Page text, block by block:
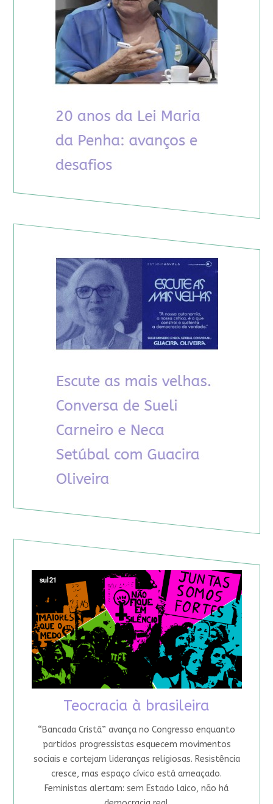
Teocracia à brasileira
“Bancada Cristã” avança no Congresso enquanto
partidos progressistas esquecem movimentos
sociais e cortejam lideranças religiosas. Resistência
cresce, mas espaço cívico está ameaçado.
Feministas alertam: sem Estado laico, não há